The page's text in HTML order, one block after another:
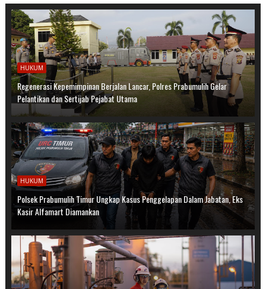
HUKUM
Regenerasi Kepemimpinan Berjalan Lancar, Polres Prabumulih Gelar
Pelantikan dan Sertijab Pejabat Utama
HUKUM
Polsek Prabumulih Timur Ungkap Kasus Penggelapan Dalam Jabatan, Eks
Kasir Alfamart Diamankan